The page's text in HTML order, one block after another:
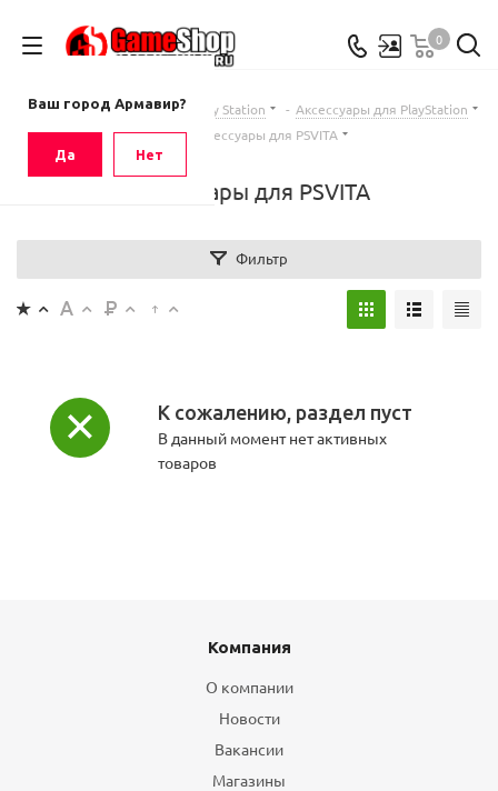
Ваш город Армавир?
Да Нет
0
Главная - Каталог - Sony Play Station - Аксессуары для PlayStation
-
Аксессуары для PSVITA
Аксессуары для PSVITA
Фильтр
К сожалению, раздел пуст
В данный момент нет активных
товаров
Компания
О компании
Новости
Вакансии
Магазины